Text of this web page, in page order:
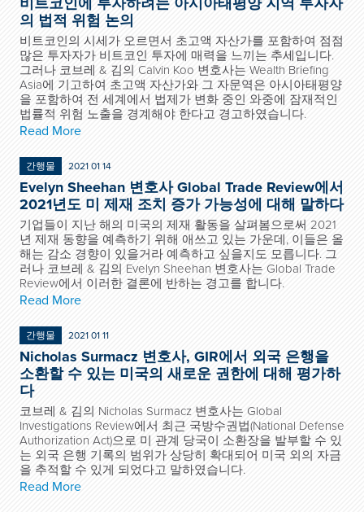
의 법적 위험 논의
비트코인의 시세가 오르면서 초고액 자산가를 포함하여 점점
많은 투자자가 비트코인 투자에 매력을 느끼는 추세입니다.
그러나 코브레 & 김의 Calvin Koo 변호사는 Wealth Briefing
Asia에 기고하여 초고액 자산가와 그 자문역은 아시아태평양
을 포함하여 전 세계에서 법제가 변화 중인 와중에 잠재적인
법률적 위험 노출을 경계해야 한다고 경고하였습니다.
Read More
간행물 2021 01 14
Evelyn Sheehan 변호사 Global Trade Review에서
2021년도 미 제재 조치 증가 가능성에 대해 말하다
기업들이 지난 해의 미국의 제재 활동을 살펴봄으로써 2021
년 제재 동향을 예측하기 위해 애쓰고 있는 가운데, 이들은 올
해는 감소 경향이 있을거라 예측하고 싶을지도 모릅니다. 그
러나 코브레 & 김의 Evelyn Sheehan 변호사는 Global Trade
Review에서 이러한 결론에 반하는 경고를 합니다.
Read More
간행물 2021 01 11
Nicholas Surmacz 변호사, GIR에서 외국 은행을
소환할 수 있는 미국의 새로운 권한에 대해 평가하
다
코브레 & 김의 Nicholas Surmacz 변호사는 Global
Investigations Review에서 최근 국방수권법(National Defense
Authorization Act)으로 미 관계 당국이 소환장을 발부할 수 있
는 외국 은행 기록의 범위가 상당히 확대되어 미국 외의 자금
을 추적할 수 있게 되었다고 말하였습니다.
Read More